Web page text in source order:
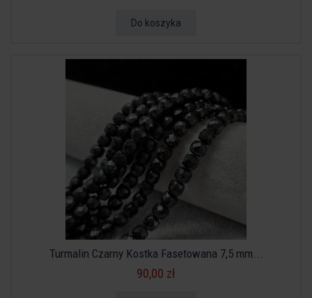
Do koszyka
Turmalin Czarny Kostka Fasetowana 7,5 mm...
90,00 zł